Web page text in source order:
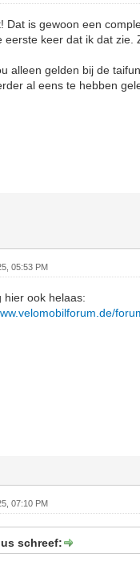
Dat is gewoon een
eerste keer dat ik dat zie.
alleen gelden bij de
al eens te hebben
05:53 PM
hier ook helaas:
07:10 PM
schreef: